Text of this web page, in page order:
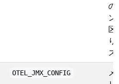
の
ン
区
り
ス
OTEL_JMX_CONFIG
メ